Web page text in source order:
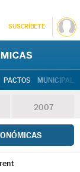
SUSCRÍBETE
PACTOS
2007